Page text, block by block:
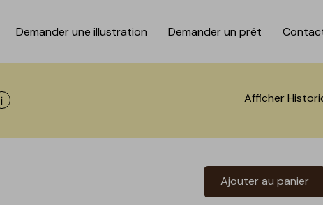
Demander une illustration Demander un prêt
Afficher les informations d'aide à la recherche Afficher
Ajouter au panier